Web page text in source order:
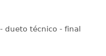
dueto técnico - final